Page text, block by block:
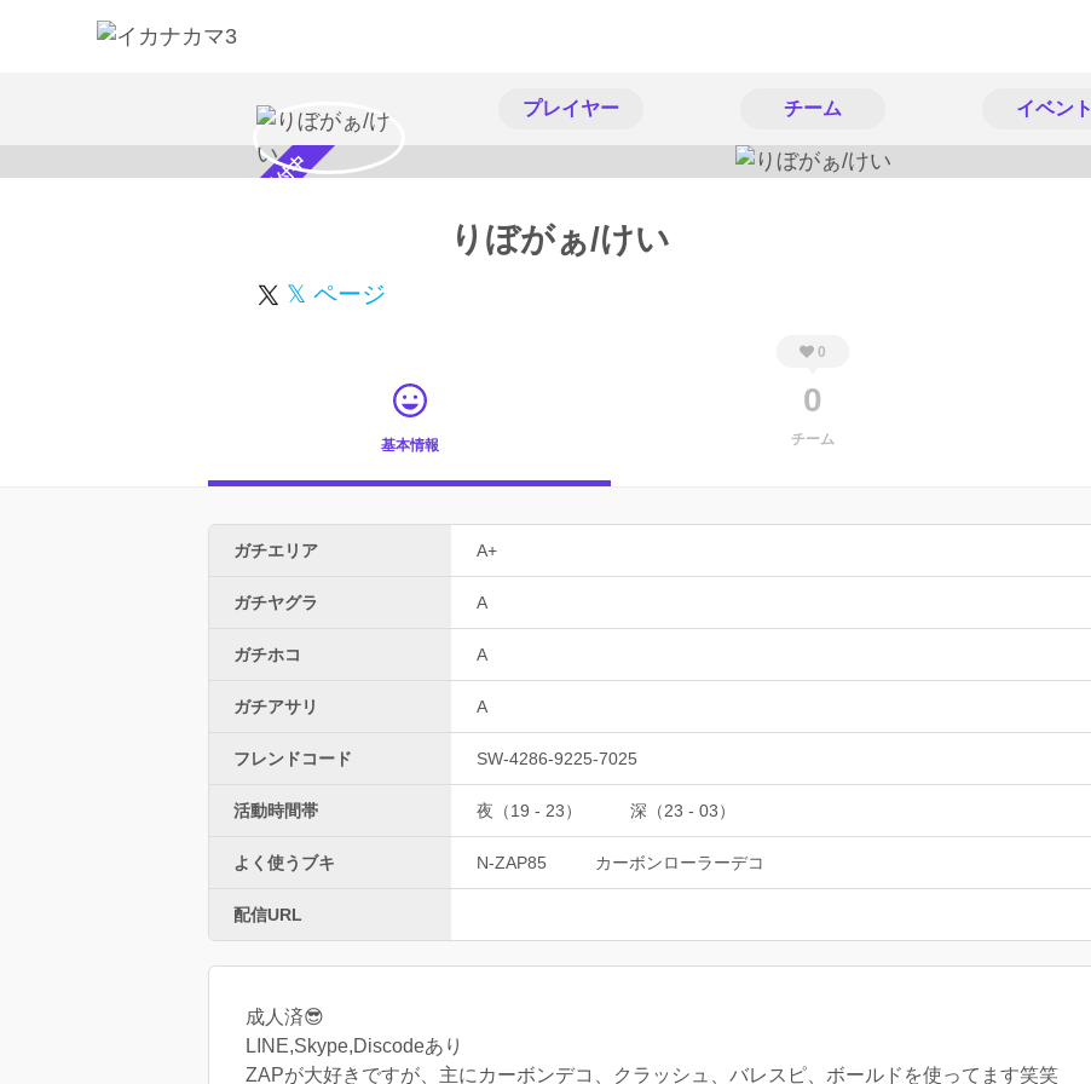
プレイヤー チーム イベント
スカウト受付中 りぼがぁ/けい
𝕏 ページ
基本情報
0
0
チーム
ガチエリア A+
ガチヤグラ A
ガチホコ A
ガチアサリ A
フレンドコード SW-4286-9225-7025
活動時間帯 夜（19 - 23） 深（23 - 03）
よく使うブキ N-ZAP85 カーボンローラーデコ
配信URL
成人済😎
LINE,Skype,Discodeあり
ZAPが大好きですが、主にカーボンデコ、クラッシュ、バレスピ、ボールドを使ってます笑笑